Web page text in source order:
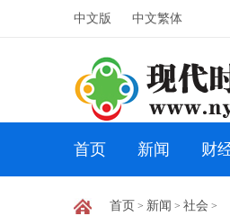
中文版 中文繁体
首页 新闻 财
首页 > 新闻 > 社会 >